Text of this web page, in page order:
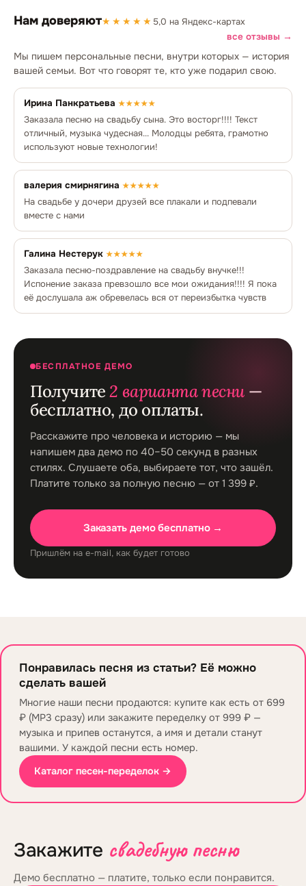
Нам доверяют★★★★★ 5,0 на Яндекс-картах
все отзывы →
Мы пишем персональные песни, внутри которых — история
вашей семьи. Вот что говорят те, кто уже подарил свою.
Ирина Панкратьева ★★★★★
Заказала песню на свадьбу сына. Это восторг!!!! Текст
отличный, музыка чудесная... Молодцы ребята, грамотно
используют новые технологии!
валерия смирнягина ★★★★★
На свадьбе у дочери друзей все плакали и подпевали
вместе с нами
Галина Нестерук ★★★★★
Заказала песню-поздравление на свадьбу внучке!!!
Испонение заказа превзошло все мои ожидания!!!! Я пока
её дослушала аж обревелась вся от переизбытка чувств
БЕСПЛАТНОЕ ДЕМО
Получите2 варианта песни —
бесплатно, до оплаты.
Расскажите про человека и историю — мы
напишем два демо по 40–50 секунд в разных
стилях. Слушаете оба, выбираете тот, что зашёл.
Платите только за полную песню — от 1 399 ₽.
Заказать демо бесплатно →
Пришлём на e-mail, как будет готово
Понравилась песня из статьи? Её можно
сделать вашей
Многие наши песни продаются: купите как есть от 699
₽ (MP3 сразу) или закажите переделку от 999 ₽ —
музыка и припев останутся, а имя и детали станут
вашими. У каждой песни есть номер.
Каталог песен-переделок →
Закажите свадебную песню
Демо бесплатно — платите, только если понравится.